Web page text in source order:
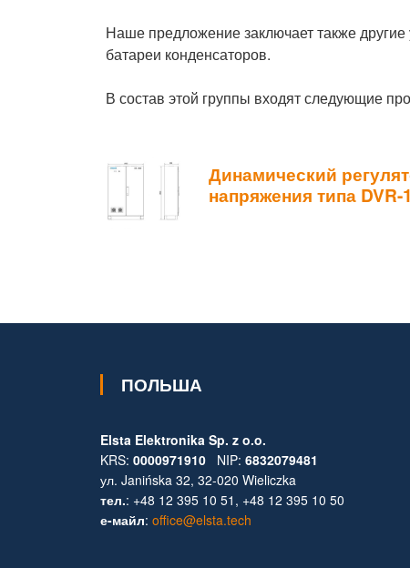
Наше предложение заключает также другие
батареи конденсаторов.
В состав этой группы входят следующие
Динамический
напряжения типа DVR-
ПОЛЬША
Elsta Elektronika Sp. z o.o.
KRS: 0000971910 NIP: 6832079481
ул. Janińska 32, 32-020 Wieliczka
тел.: +48 12 395 10 51, +48 12 395 10 50
е-майл: office@elsta.tech